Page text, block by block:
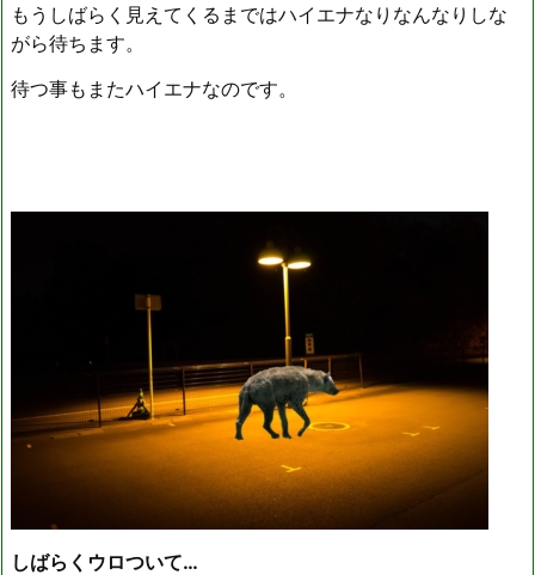
もうしばらく見えてくるまではハイエナなりなんなりしな
がら待ちます。
待つ事もまたハイエナなのです。
しばらくウロついて…